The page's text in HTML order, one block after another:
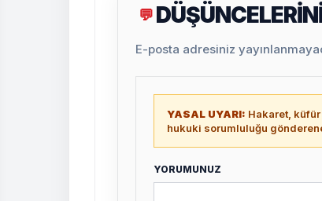
💬
E-posta adresiniz
YASAL UYARI: Hakaret,
hukuki sorumluluğu
YORUMUNUZ